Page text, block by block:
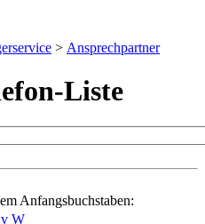
> Ansprechpartner
Liste
Anfangsbuchstaben:
v W